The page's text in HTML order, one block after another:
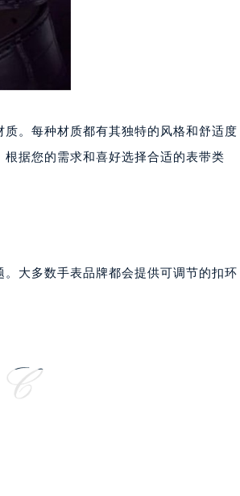
约）
前预约）
提前预约）
前预约）
尔多斯大厦）23层2326室（需提前预
（需提前预约）
。每种材质都有其独特的风格和舒适度
据您的需求和喜好选择合适的表带类
大多数手表品牌都会提供可调节的扣环